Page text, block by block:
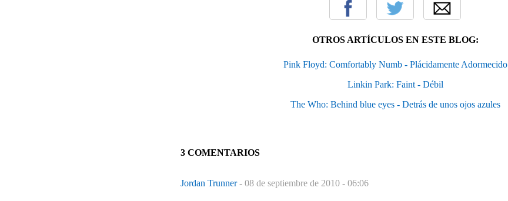
OTROS ARTÍCULOS EN ESTE BLOG:
Pink Floyd: Comfortably Numb - Plácidamente Adormecido
Linkin Park: Faint - Débil
The Who: Behind blue eyes - Detrás de unos ojos azules
3 COMENTARIOS
Jordan Trunner- 08 de septiembre de 2010 - 06:06